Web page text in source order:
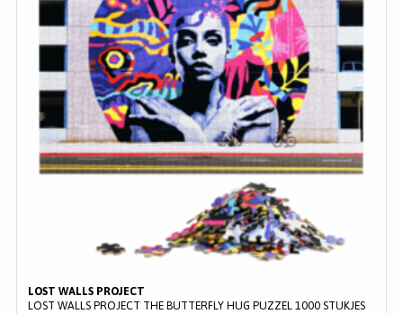
LOST WALLS PROJECT
LOST WALLS PROJECT THE BUTTERFLY HUG PUZZEL 1000 STUKJES